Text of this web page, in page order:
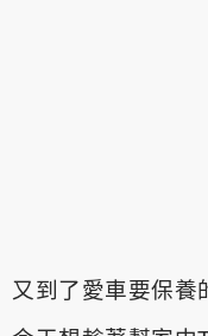
又到了愛車要保養